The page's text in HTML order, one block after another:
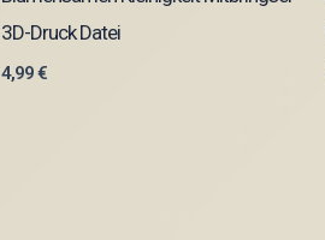
3D-Druck Datei
4,99€